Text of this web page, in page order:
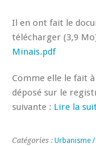
Il en ont fait le
télécharger (3,9
Minais.pdf
Comme elle le fait
déposé sur le
suivante : Lire la
Catégories : Urbanisme /